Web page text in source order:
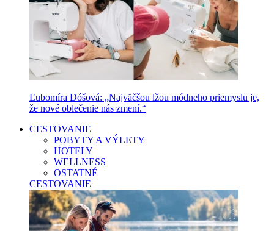
Ľubomíra Dóšová: „Najväčšou lžou módneho priemyslu je,
že nové oblečenie nás zmení.“
CESTOVANIE
POBYTY A VÝLETY
HOTELY
WELLNESS
OSTATNÉ
CESTOVANIE